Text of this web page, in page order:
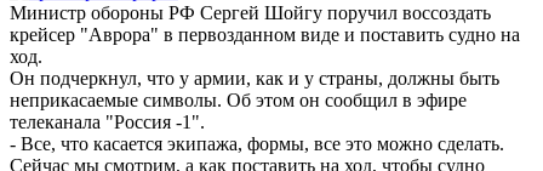
Министр обороны РФ Сергей Шойгу поручил воссоздать
крейсер "Аврора" в первозданном виде и поставить судно на
ход.
Он подчеркнул, что у армии, как и у страны, должны быть
неприкасаемые символы. Об этом он сообщил в эфире
телеканала "Россия -1".
- Все, что касается экипажа, формы, все это можно сделать.
Сейчас мы смотрим, а как поставить на ход, чтобы судно